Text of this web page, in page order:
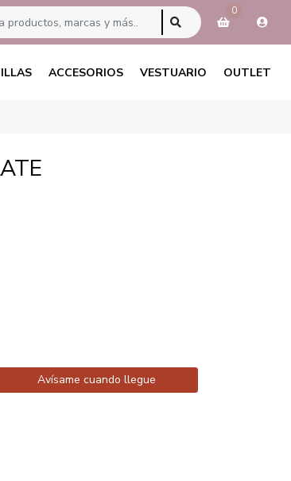
0
ACCESORIOS VESTUARIO OUTLET
Avísame cuando llegue